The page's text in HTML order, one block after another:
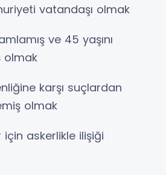
vatandaşı olmak
ve 45 yaşını
olmak
karşı suçlardan
olmak
için askerlikle ilişiği